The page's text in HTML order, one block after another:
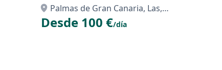
Carabus 2019 para 4 personas
Palmas de Gran Canaria, Las,
Palmas, Las
Desde 100 €/día